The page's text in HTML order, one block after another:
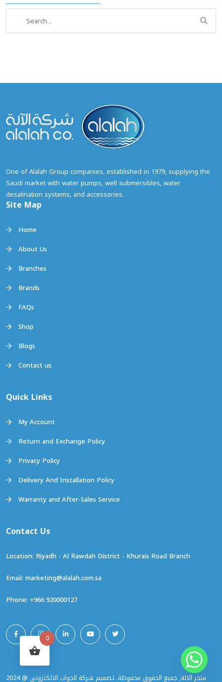
for:
Site Map
Home
About Us
Branches
Brands
FAQs
Shop
Blogs
Contact us
Quick Links
My Account
Return and Exchange Policy
Privacy Policy
Delivery And Installation Policy
Warranty and After-Sales Service
marketing@alalah.com.sa
+966 920000127
2024 @ متجر الالة, جميع الحقوق محفوظة. تصميم شركة الجواب الالكتروني
0